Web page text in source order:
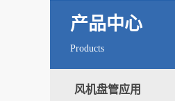
产品中心
Products
风机盘管应用